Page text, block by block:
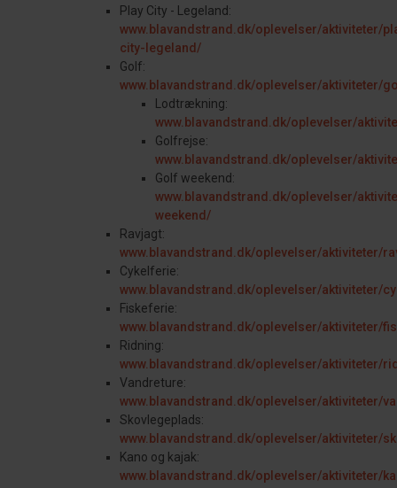
Play City - Legeland:
www.blavandstrand.dk/oplevelser/aktiviteter/
city-legeland/
Golf:
www.blavandstrand.dk/oplevelser/aktiviteter/
Lodtrækning:
www.blavandstrand.dk/oplevelser/
Golfrejse:
www.blavandstrand.dk/oplevelser/
Golf weekend:
www.blavandstrand.dk/oplevelser/
weekend/
Ravjagt:
www.blavandstrand.dk/oplevelser/aktiviteter/
Cykelferie:
www.blavandstrand.dk/oplevelser/aktiviteter/
Fiskeferie:
www.blavandstrand.dk/oplevelser/aktiviteter/
Ridning:
www.blavandstrand.dk/oplevelser/aktiviteter/
Vandreture:
www.blavandstrand.dk/oplevelser/aktiviteter/
Skovlegeplads:
www.blavandstrand.dk/oplevelser/aktiviteter/
Kano og kajak:
www.blavandstrand.dk/oplevelser/aktiviteter/